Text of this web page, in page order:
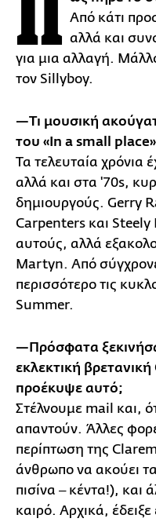
Π Από κάτι
αλλά και
για μια αλλαγή.
τον Sillyboy.
—Τι μουσική
του «In a small
Τα τελευταία χρόνια
αλλά και στα '70s,
δημιουργούς. Gerry
Carpenters και Steely
αυτούς, αλλά
Martyn. Από
περισσότερο τις
Summer.
—Πρόσφατα
εκλεκτική
προέκυψε αυτό;
Στέλνουμε mail και,
απαντούν. Άλλες
περίπτωση της
άνθρωπο να ακούει
πισίνα ‒ κέντα!), και
καιρό. Αρχικά,